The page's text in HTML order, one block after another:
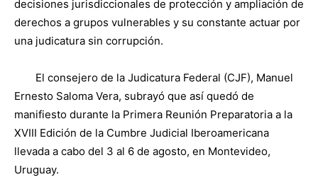
decisiones jurisdiccionales de protección y ampliación de
derechos a grupos vulnerables y su constante actuar por
una judicatura sin corrupción.
El consejero de la Judicatura Federal (CJF), Manuel
Ernesto Saloma Vera, subrayó que así quedó de
manifiesto durante la Primera Reunión Preparatoria a la
XVIII Edición de la Cumbre Judicial Iberoamericana
llevada a cabo del 3 al 6 de agosto, en Montevideo,
Uruguay.